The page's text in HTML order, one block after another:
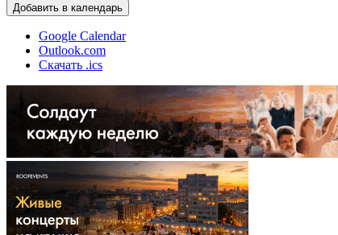
Добавить в календарь
Google Calendar
Outlook.com
Скачать .ics